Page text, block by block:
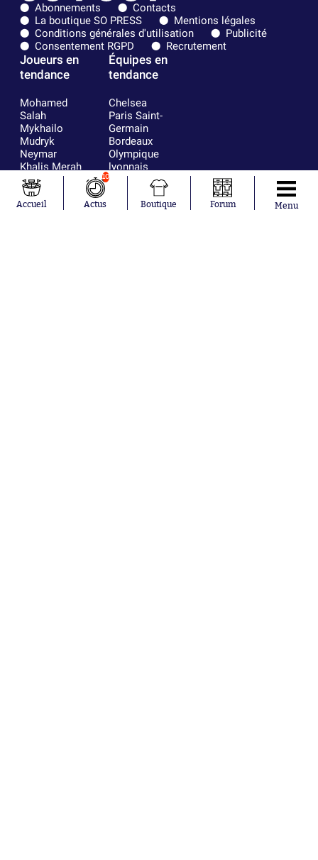
Abonnements
Contacts
La boutique SO PRESS
Mentions légales
Conditions générales d'utilisation
Publicité
Consentement RGPD
Recrutement
Joueurs en
tendance
Mohamed
Salah
Mykhailo
Mudryk
Neymar
Khalis Merah
Loïs Openda
Moussa
Niakhaté
Équipes en
tendance
Chelsea
Paris Saint-
Germain
Bordeaux
Olympique
lyonnais
FIFA
Real Madrid
RC Strasbourg
Accueil
10
Actus Boutique Forum Menu